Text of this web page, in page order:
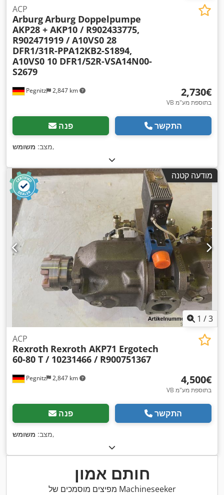
Pegnitz 2,847 km
ACP
ArburgArburg Doppelpumpe
AKP28 + AKP10 / R902433775,
R902471919 / A10VS0 28
DFR1/31R-PPA12KB2-S1894,
A10VS0 10 DFR1/52R-VSA14N00-
S2679
‏2,730 ‏€
VB בתוספת מע"מ
פנה התקשר
מצב: משומש ,
מודעה קטנה
1 /3
Pegnitz 2,847 km
ACP
Rexroth Rexroth AKP71 Ergotech
60-80 T / 10231466 / R900751367
‏4,500 ‏€
VB בתוספת מע"מ
פנה התקשר
מצב: משומש ,
חותם אמון
מפיצים מוסמכים של Machineseeker